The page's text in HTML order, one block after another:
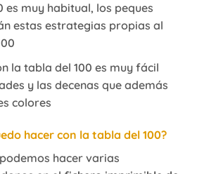
es muy habitual, los peques
estas estrategias propias al
la tabla del 100 es muy fácil
y las decenas que además
colores
hacer con la tabla del 100?
hacer varias